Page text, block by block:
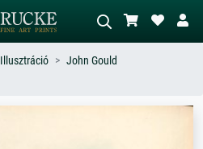
Illusztráció
John Gould